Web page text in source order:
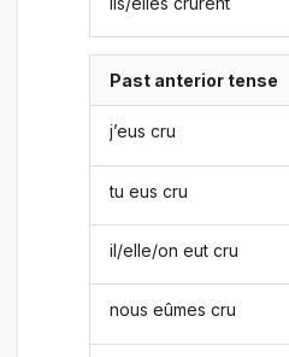
Past anterior tense
j’eus cru
tu eus cru
il/elle/on eut cru
nous eûmes cru